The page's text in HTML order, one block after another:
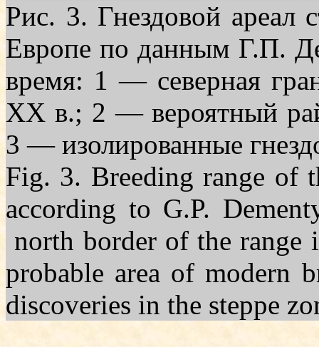
Рис. 3. Гнездовой ареал
Ев­ропе по данным Г.П.
время: 1 — северная
XX в.; 2 — вероятный
3 — изолированные
Fig. 3. Breeding range of
according to G.P.
north border of the
probable area of modern
discoveries in the steppe